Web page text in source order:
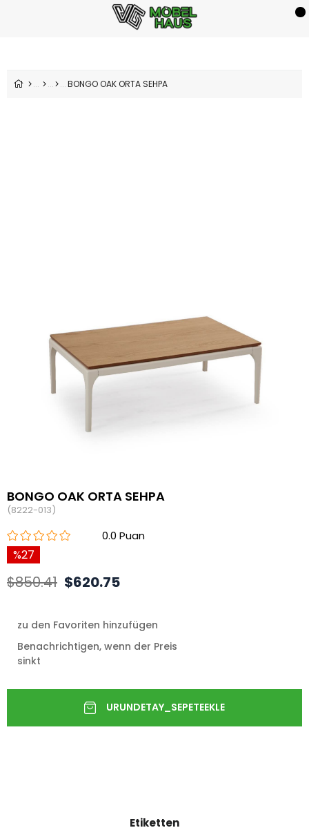
BONGO OAK ORTA SEHPA
BONGO OAK ORTA SEHPA
(8222-013)
0.0
27
$850.41 $620.75
zu den Favoriten hinzufügen
Benachrichtigen, wenn der Preis
sinkt
Etiketten